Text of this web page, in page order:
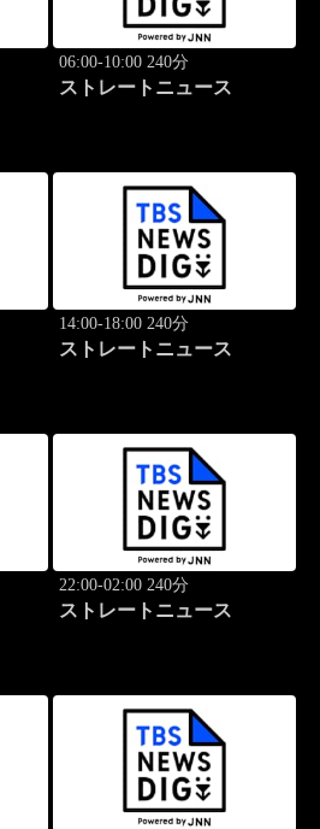
06:00-10:00 240分
ストレートニュース
14:00-18:00 240分
ストレートニュース
22:00-02:00 240分
ストレートニュース